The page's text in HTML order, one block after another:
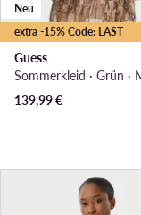
extra -15% Code: LAST
Neu
Guess
Sommerkleid · Grün ·
139,99€